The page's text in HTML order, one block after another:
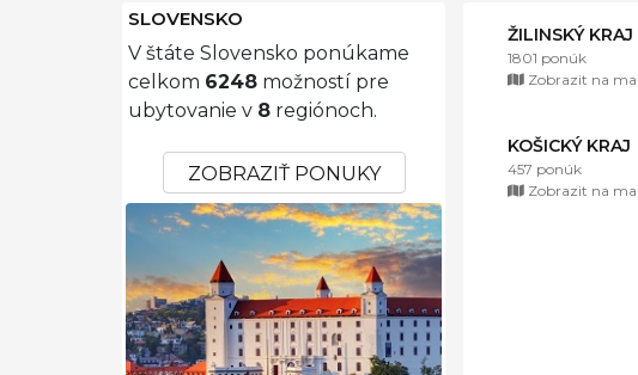
SLOVENSKO
V štáte Slovensko ponúkame
celkom 6248 možností pre
ubytovanie v 8 regiónoch.
ZOBRAZIŤ PONUKY
ŽILINSKÝ KRAJ
1801 ponúk
Zobrazit na
KOŠICKÝ KRAJ
457 ponúk
Zobrazit na